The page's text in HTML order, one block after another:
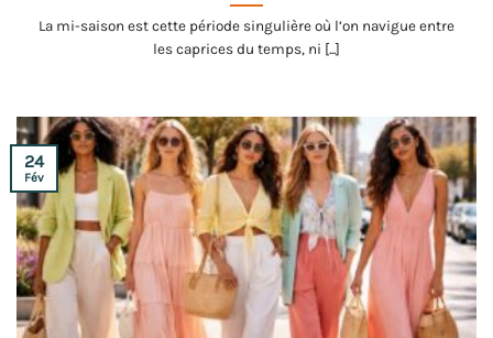
La mi-saison est cette période singulière où l’on navigue entre
les caprices du temps, ni [...]
24
Fév